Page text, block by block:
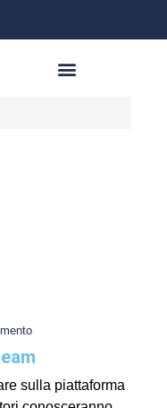
sulla piattaforma